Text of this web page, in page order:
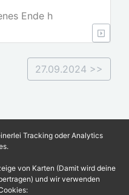
Ende h
27.09.2024 >>
Tracking oder Analytics
von Karten (Damit wird deine
und wir verwenden